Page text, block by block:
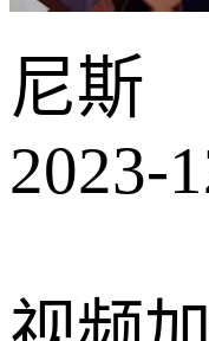
尼斯
2023-